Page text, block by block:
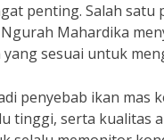
penting. Salah
Mahardika
sesuai untuk
penyebab ikan mas
tinggi, serta kualitas